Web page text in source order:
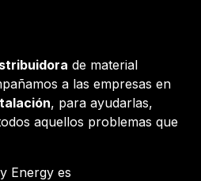
de material
a las empresas en
, para ayudarlas,
aquellos problemas que
Energy es